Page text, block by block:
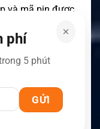
và mã pin được
bốn khe dành
phí
5 phút